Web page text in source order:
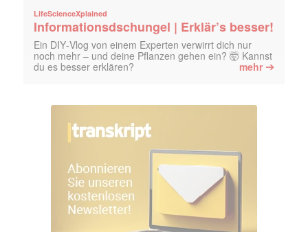
LifeScienceXplained
Informationsdschungel | Erklär’s besser!
Ein DIY‑Vlog von einem Experten verwirrt dich nur
noch mehr – und deine Pflanzen gehen ein? 🤯 Kannst
du es besser erklären?
mehr ➔